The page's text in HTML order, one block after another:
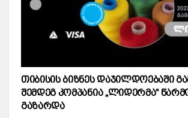
თიბისის ბიზნეს დაჯილდოებაში
შემდეგ კომპანია „ლიდერმა“
გაზარდა